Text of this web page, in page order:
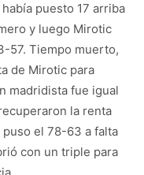
puesto 17 arriba
y luego Mirotic
57. Tiempo muerto,
de Mirotic para
madridista fue igual
la renta
el 78-63 a falta
con un triple para